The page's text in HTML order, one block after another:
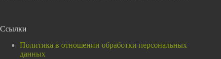
Ссылки
Политика в отношении обработки персональных
данных